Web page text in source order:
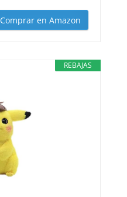
Comprar en Amazon
REBAJAS